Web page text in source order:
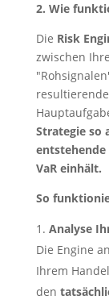
2. Wie
Die Risk
zwischen
Strategie so
entstehende
VaR einhält.
So
Analyse
Die Engine
Ihrem
den